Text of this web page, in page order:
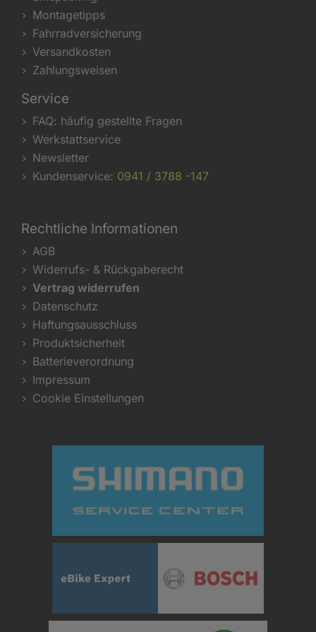
Montagetipps
Fahrradversicherung
Versandkosten
Zahlungsweisen
Service
FAQ: häufig gestellte Fragen
Werkstattservice
Newsletter
Kundenservice: 0941 / 3788 -147
Rechtliche Informationen
AGB
Widerrufs- & Rückgaberecht
Vertrag widerrufen
Datenschutz
Haftungsausschluss
Produktsicherheit
Batterieverordnung
Impressum
Cookie Einstellungen